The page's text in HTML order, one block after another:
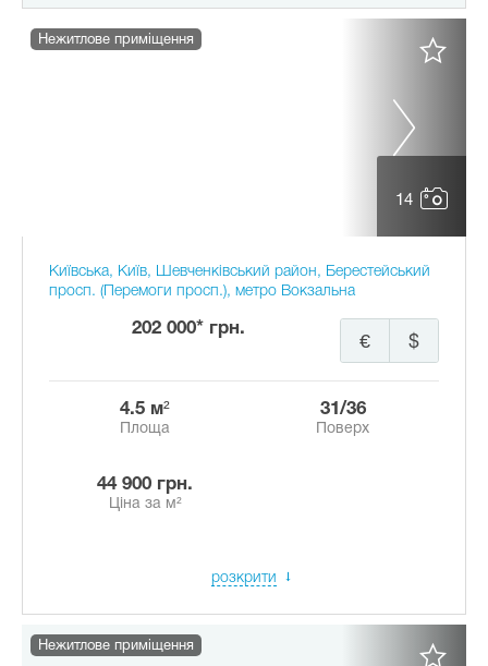
14
Нежитлове приміщення
Київська, Київ, Шевченківський район, Берестейський
просп. (Перемоги просп.), метро Вокзальна
202 000* грн.
$
€
4.5 м²
Площа
31/36
Поверх
44 900 грн.
Ціна за м²
розкрити
Нежитлове приміщення